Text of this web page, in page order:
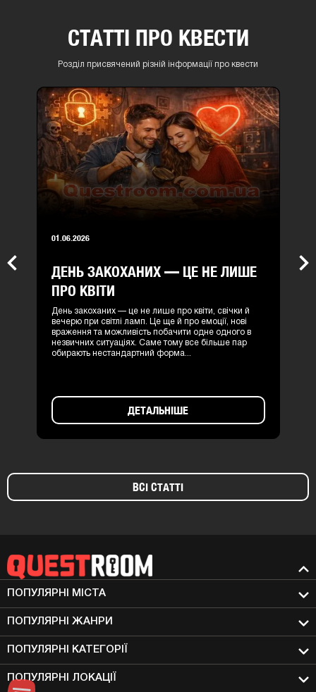
СТАТТІ ПРО КВЕСТИ
Розділ присвячений різній інформації про квести
Previous
ДЕНЬ ЗАКОХАНИХ — ЦЕ НЕ ЛИШЕ
ПРО КВІТИ
День закоханих — це не лише про квіти, свічки й
вечерю при світлі ламп. Це ще й про емоції, нові
враження та можливість побачити одне одного в
незвичних ситуаціях. Саме тому все більше пар
обирають нестандартний форма...
01.06.2026
ДЕТАЛЬНІШЕ
ВСІ СТАТТІ
ПОПУЛЯРНІ МIСТА
ПОПУЛЯРНІ ЖАНРИ
ПОПУЛЯРНІ КАТЕГОРІЇ
ПОПУЛЯРНІ ЛОКАЦІЇ